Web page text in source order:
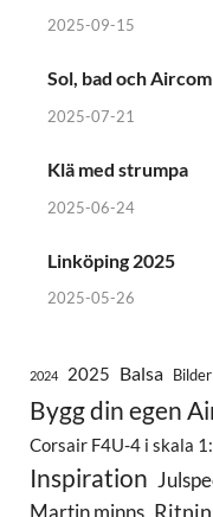
2025-09-15
Sol, bad och
2025-07-21
Klä med strumpa
2025-06-24
Linköping 2025
2025-05-26
2024 2025 Balsa Bilder
Bygg din egen
Corsair F4U-4 i skala
Inspiration